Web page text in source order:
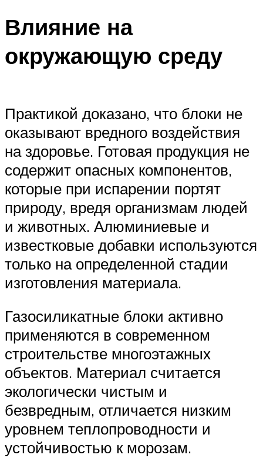
Влияние на
окружающую среду
Практикой доказано, что блоки не
оказывают вредного воздействия
на здоровье. Готовая продукция не
содержит опасных компонентов,
которые при испарении портят
природу, вредя организмам людей
и животных. Алюминиевые и
известковые добавки используются
только на определенной стадии
изготовления материала.
Газосиликатные блоки активно
применяются в современном
строительстве многоэтажных
объектов. Материал считается
экологически чистым и
безвредным, отличается низким
уровнем теплопроводности и
устойчивостью к морозам.